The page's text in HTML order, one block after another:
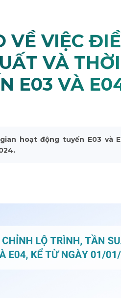
VỀ VIỆC
VÀ THỜI
E03 VÀ
hoạt động tuyến E03 và